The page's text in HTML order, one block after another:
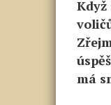
Když
má